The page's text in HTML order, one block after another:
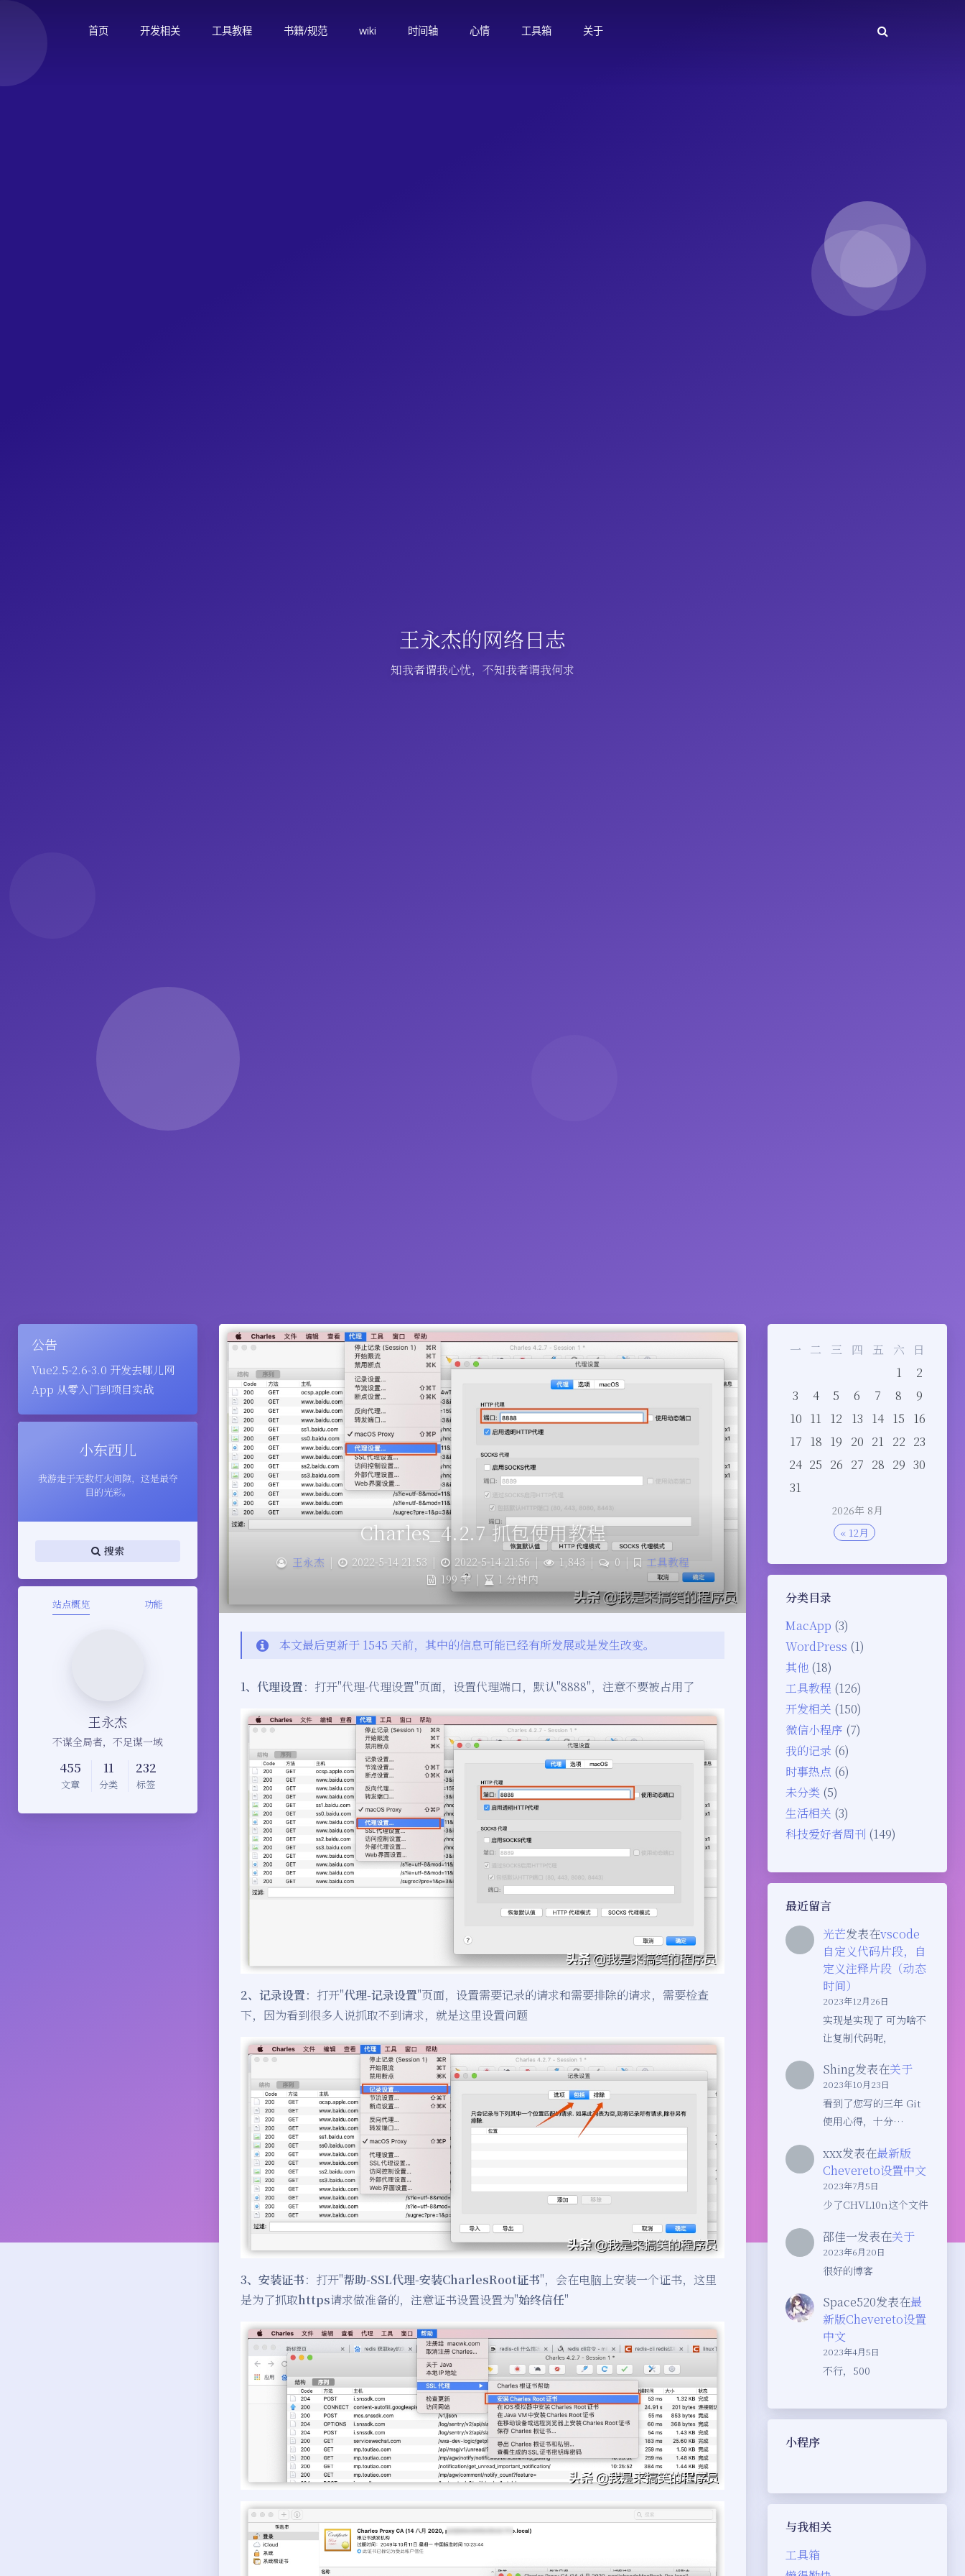
首页 开发相关 工具教程 书籍/规范 wiki 时间轴 心情 工具箱 关于
王永杰的网络日志
知我者谓我心忧，不知我者谓我何求
公告
Vue2.5-2.6-3.0 开发去哪儿网
App 从零入门到项目实战
小东西儿
我游走于无数灯火间隙，这是最夺
目的光彩。
搜索
站点概览 功能
王永杰
不谋全局者，不足谋一域
455
文章
11
分类
232
标签
2026年 8月
一 二 三 四 五 六
日
1
2
3
4 5 6 7 8
9
10 11 12 13 14 15
16
17 18 19 20 21 22 23
24 25 26 27 28 29 30
31
« 12月
分类目录
MacApp (3)
WordPress (1)
其他 (18)
工具教程 (126)
开发相关 (150)
微信小程序 (7)
我的记录 (6)
时事热点 (6)
未分类 (5)
生活相关 (3)
科技爱好者周刊 (149)
最近留言
光芒发表在vscode
自定义代码片段，自
定义注释片段（动态
时间）
2023年12月26日
实现是实现了 可为啥不
让复制代码呢，
Shing发表在关于
2023年10月23日
看到了您写的三年 Git
使用心得，十分…
xxx发表在最新版
Chevereto设置中文
2023年7月5日
少了CHVL10n这个文件
邵佳一发表在关于
2023年6月20日
很好的博客
Space520发表在最
新版Chevereto设置
中文
2023年4月5日
不行，500
小程序
与我相关
工具箱
Charles_4.2.7 抓包使用教程
王永杰 | 2022-5-14 21:53 | 2022-5-14 21:56 | 1,843 | 0 |
工具教程
199 字 | 1 分钟内
本文最后更新于 1545 天前，其中的信息可能已经有所发展或是发生改变。
1、代理设置：打开"代理-代理设置"页面，设置代理端口，默认"8888"，注意不要被占用了
2、记录设置：打开"代理-记录设置"页面，设置需要记录的请求和需要排除的请求，需要检查
下，因为看到很多人说抓取不到请求，就是这里设置问题
3、安装证书：打开"帮助-SSL代理-安装CharlesRoot证书"，会在电脑上安装一个证书，这里
是为了抓取https请求做准备的，注意证书设置设置为"始终信任"